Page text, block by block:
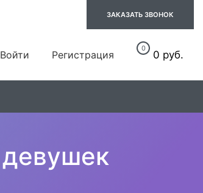
ЗАКАЗАТЬ ЗВОНОК
Войти Регистрация
0
0 руб.